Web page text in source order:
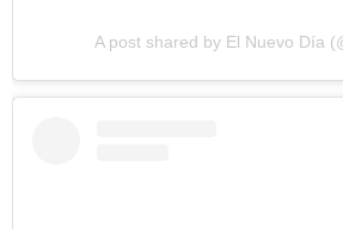
A post shared by El Nuevo Día